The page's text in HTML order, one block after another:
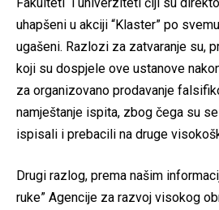
uhapšeni u akciji “Klaster” po
ugašeni. Razlozi za zatvaranje su,
koji su dospjele ove ustanove
za organizovano prodavanje
namještanje ispita, zbog čega su
ispisali i prebacili na druge
Drugi razlog, prema našim
ruke” Agencije za razvoj visokog